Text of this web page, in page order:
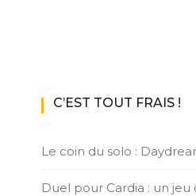
C’EST TOUT FRAIS !
Le coin du solo :
Duel pour Cardia : un